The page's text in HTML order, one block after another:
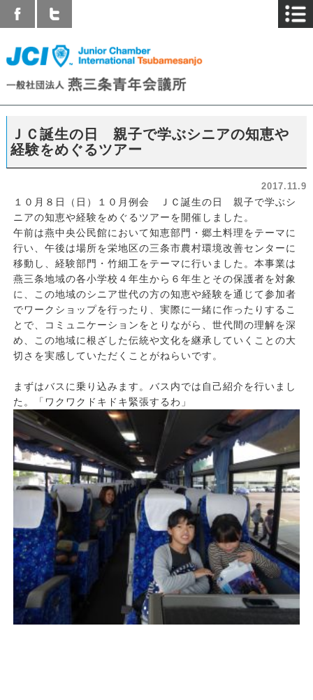
ＪＣ誕生の日 親子で学ぶシニアの知恵や
経験をめぐるツアー
2017.11.9
１０月８日（日）１０月例会 ＪＣ誕生の日 親子で学ぶシ
ニアの知恵や経験をめぐるツアーを開催しました。
午前は燕中央公民館において知恵部門・郷土料理をテーマに
行い、午後は場所を栄地区の三条市農村環境改善センターに
移動し、経験部門・竹細工をテーマに行いました。本事業は
燕三条地域の各小学校４年生から６年生とその保護者を対象
に、この地域のシニア世代の方の知恵や経験を通じて参加者
でワークショップを行ったり、実際に一緒に作ったりするこ
とで、コミュニケーションをとりながら、世代間の理解を深
め、この地域に根ざした伝統や文化を継承していくことの大
切さを実感していただくことがねらいです。
まずはバスに乗り込みます。バス内では自己紹介を行いまし
た。「ワクワクドキドキ緊張するわ」